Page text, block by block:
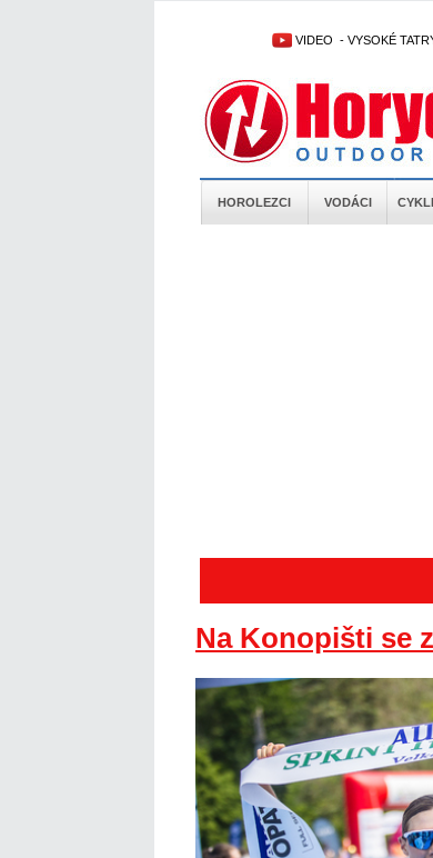
VIDEO - VYSOKÉ
HOROLEZCI VODÁCI
Na Konopišti se